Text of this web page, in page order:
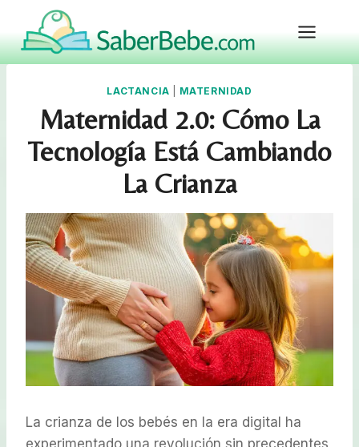
content
LACTANCIA MATERNIDAD
Maternidad 2.0: Cómo La
Tecnología Está Cambiando
La Crianza
La crianza de los bebés en la era digital ha
experimentado una revolución sin precedentes